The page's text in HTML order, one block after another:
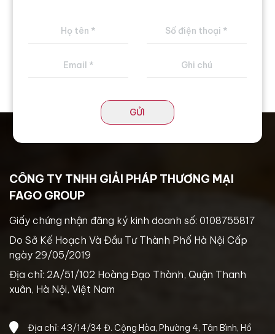
GỬI
CÔNG TY TNHH GIẢI PHÁP THƯƠNG MẠI
FAGO GROUP
Giấy chứng nhận đăng ký kinh doanh số: 0108755817
Do Sở Kế Hoạch Và Đầu Tư Thành Phố Hà Nội Cấp
ngày 29/05/2019
Địa chỉ: 2A/51/102 Hoàng Đạo Thành, Quận Thanh
xuân, Hà Nội, Việt Nam
Địa chỉ: 43/14/34 Đ. Cộng Hòa, Phường 4, Tân Bình, Hồ